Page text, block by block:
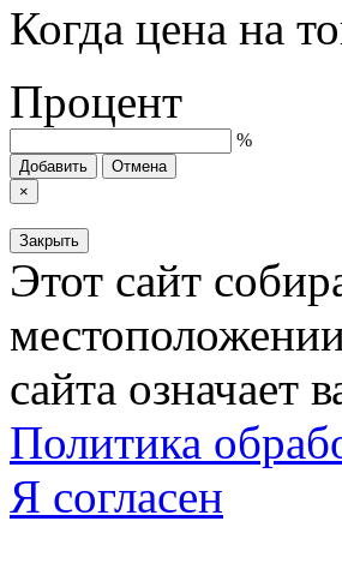
Когда цена на
Процент
%
Добавить
Отмена
×
Закрыть
Этот сайт
сайта означает
Политика
Я согласен